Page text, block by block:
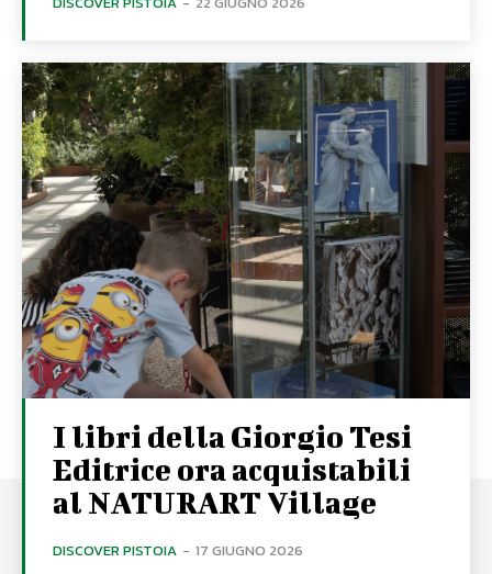
I libri della Giorgio Tesi
Editrice ora acquistabili
al NATURART Village
DISCOVER PISTOIA - 17 GIUGNO 2026